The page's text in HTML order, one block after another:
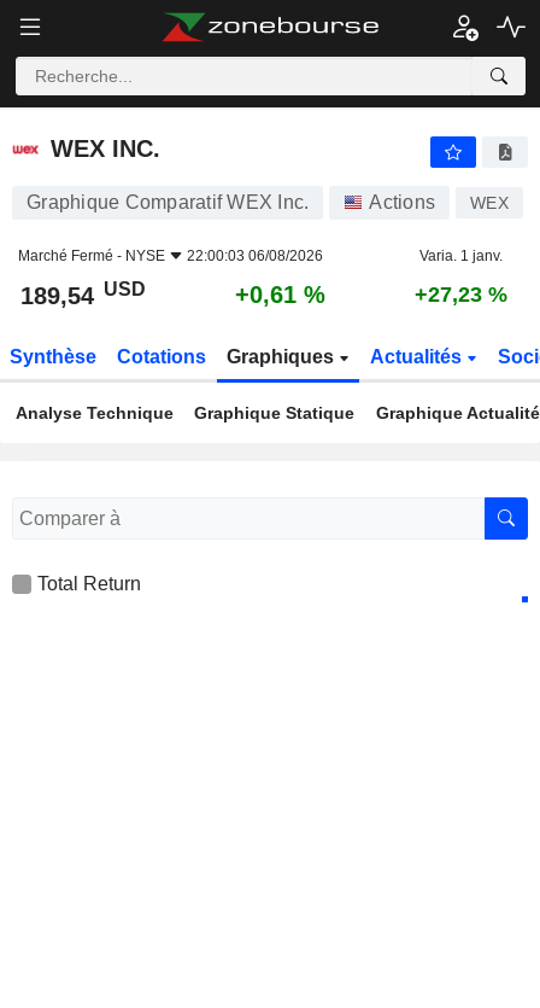
WEX INC.
WEX INC.
Graphique Comparatif WEX Inc. Actions WEX
Marché Fermé - NYSE 22:00:03 06/08/2026 Varia. 1 janv.
189,54 USD +0,61 % +27,23 %
Synthèse Cotations Graphiques Actualités
Analyse Technique Graphique Statique Graphique
Total Return